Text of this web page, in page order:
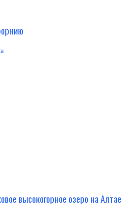
высокогорное озеро на Алтае